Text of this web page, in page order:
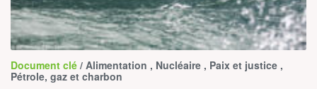
Document clé / Alimentation , Nucléaire , Paix et justice ,
Pétrole, gaz et charbon